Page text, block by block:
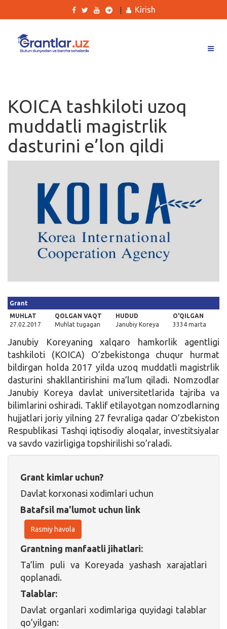
Ishlar
Kurslar
Blog
Qidirish
Kirish
KOICA tashkiloti uzoq
muddatli magistrlik
dasturini e’lon qildi
Grant
MUHLAT
27.02.2017
QOLGAN VAQT
Muhlat tugagan
HUDUD
Janubiy Koreya
O'QILGAN
3334 marta
Janubiy Koreyaning xalqaro hamkorlik agentligi
tashkiloti (KOIСA) O’zbekistonga chuqur hurmat
bildirgan holda 2017 yilda uzoq muddatli magistrlik
dasturini shakllantirishini ma’lum qiladi. Nomzodlar
Janubiy Koreya davlat universitetlarida tajriba va
bilimlarini oshiradi. Taklif etilayotgan nomzodlarning
hujjatlari joriy yilning 27 fevraliga qadar O’zbekiston
Respublikasi Tashqi iqtisodiy aloqalar, investitsiyalar
va savdo vazirligiga topshirilishi so’raladi.
Grant kimlar uchun?
Davlat korxonasi xodimlari uchun
Batafsil ma'lumot uchun link
Rasmiy havola
Grantning manfaatli jihatlari:
Ta’lim puli va Koreyada yashash xarajatlari
qoplanadi.
Talablar:
Davlat organlari xodimlariga quyidagi talablar
qo’yilgan: